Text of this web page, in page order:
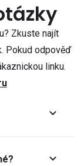
Zkuste najít
Pokud odpověď
linku.